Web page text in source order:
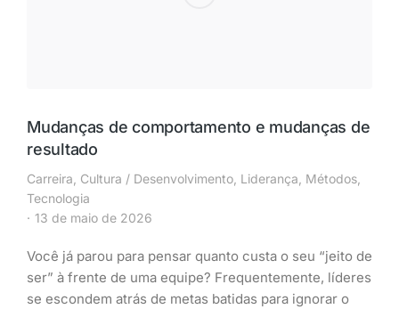
Mudanças de comportamento e mudanças de
resultado
Carreira Cultura / Desenvolvimento Liderança Métodos
Tecnologia
13 de maio de 2026
Você já parou para pensar quanto custa o seu “jeito de
ser” à frente de uma equipe? Frequentemente, líderes
se escondem atrás de metas batidas para ignorar o